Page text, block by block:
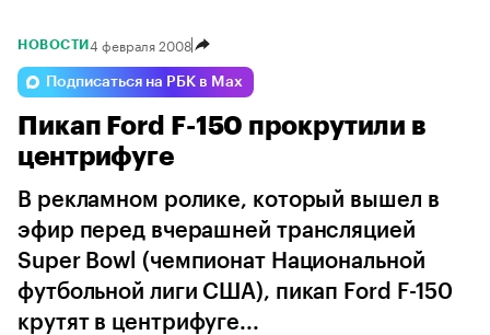
Haval Geely
Lada Volga Changan
НОВОСТИ 4 февраля 2008
Подписаться на РБК в Max
Пикап Ford F-150 прокрутили в
центрифуге
В рекламном ролике, который вышел в
эфир перед вчерашней трансляцией
Super Bowl (чемпионат Национальной
футбольной лиги США), пикап Ford F-150
крутят в центрифуге...